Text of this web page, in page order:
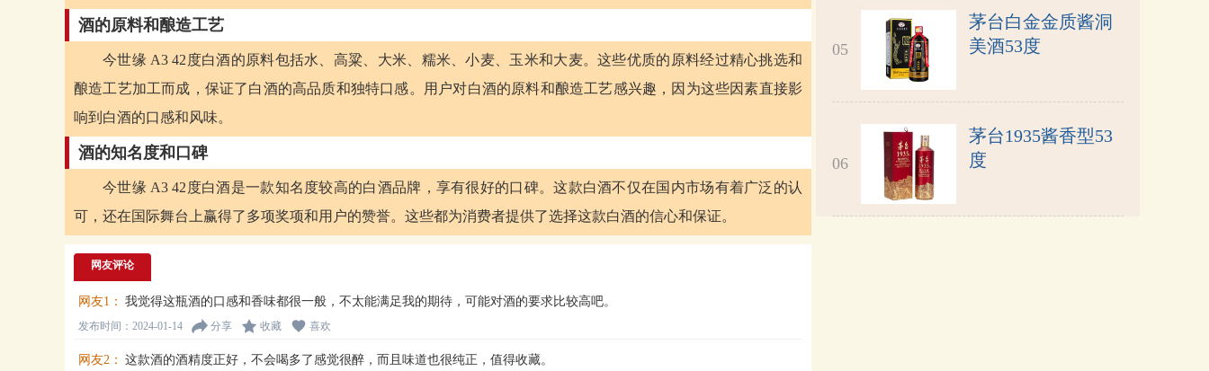
酒的原料和酿造工艺
今世缘 A3 42度白酒的原料包括水、高粱、大米、糯米、小麦、玉米和大麦。这些优质的原料经过精心挑选和
酿造工艺加工而成，保证了白酒的高品质和独特口感。用户对白酒的原料和酿造工艺感兴趣，因为这些因素直接影
响到白酒的口感和风味。
酒的知名度和口碑
今世缘 A3 42度白酒是一款知名度较高的白酒品牌，享有很好的口碑。这款白酒不仅在国内市场有着广泛的认
可，还在国际舞台上赢得了多项奖项和用户的赞誉。这些都为消费者提供了选择这款白酒的信心和保证。
网友评论
网友1： 我觉得这瓶酒的口感和香味都很一般，不太能满足我的期待，可能对酒的要求比较高吧。
发布时间：2024-01-14 分享 收藏 喜欢
网友2： 这款酒的酒精度正好，不会喝多了感觉很醉，而且味道也很纯正，值得收藏。
05
茅台白金金质酱洞
美酒53度
06
茅台1935酱香型53
度